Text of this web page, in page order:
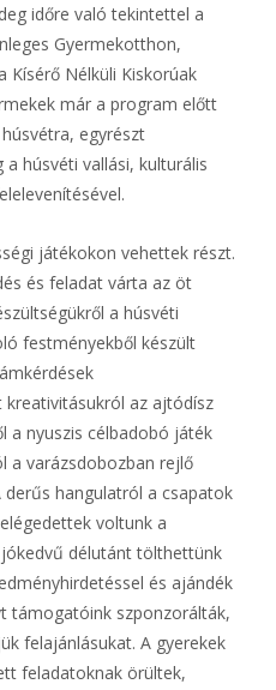
időre való tekintettel a
Gyermekotthon,
Kísérő Nélküli Kiskorúak
már a program előtt
egyrészt
húsvéti vallási, kulturális
játékokon vehettek részt.
és feladat várta az öt
a húsvéti
festményekből készült
az ajtódísz
a nyuszis célbadobó játék
a varázsdobozban rejlő
hangulatról a csapatok
voltunk a
délutánt tölthettünk
és ajándék
támogatóink szponzorálták,
felajánlásukat. A gyerekek
feladatoknak örültek,